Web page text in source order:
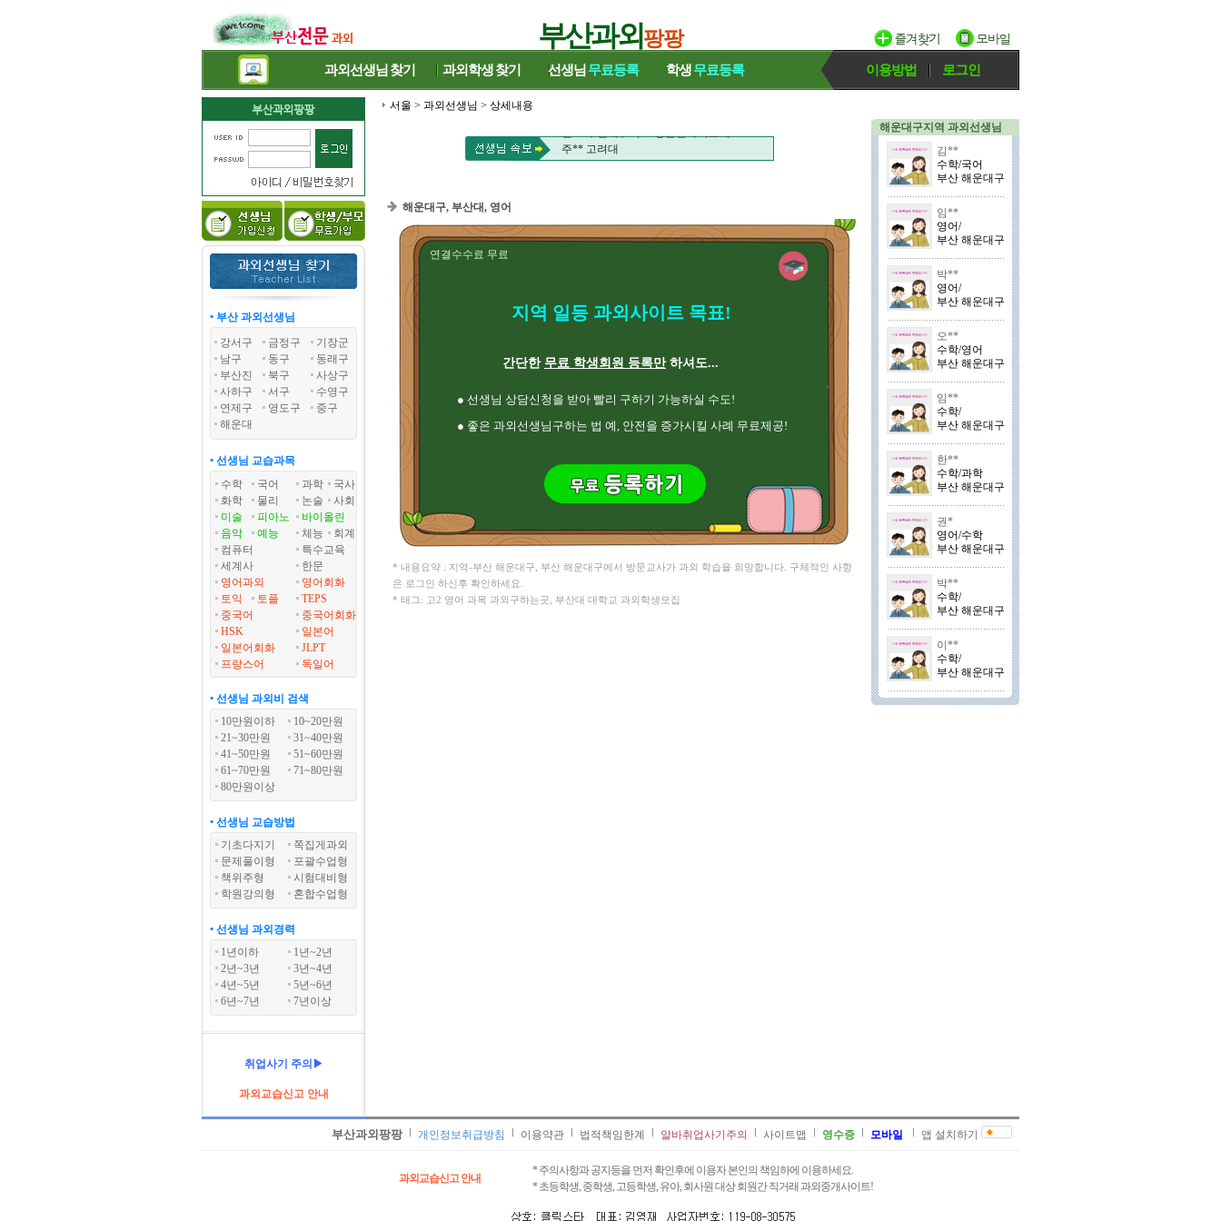
부산과외팡팡
과외선생님 찾기 과외학생찾기 선생님 무료등록 학생무료등록 이용방법 로그인
• 부산 과외선생님
강서구
금정구
기장군
남구
동구
동래구
부산진
북구
사상구
사하구
서구
수영구
연제구
영도구
중구
해운대
• 선생님 교습과목
수학
국어 과학
국사
화학
물리 논술
사회
미술
피아노
바이올린
음악
예능 체능
회계
컴퓨터
특수교육
세계사
한문
영어과외
영어회화
토익
토플
TEPS
중국어
중국어회화
HSK
일본어
일본어회화
JLPT
프랑스어
독일어
• 선생님 과외비 검색
10만원이하
10~20만원
21~30만원
31~40만원
41~50만원
51~60만원
61~70만원
71~80만원
80만원이상
• 선생님 교습방법
기초다지기
쪽집게과외
문제풀이형
포괄수업형
책위주형
시험대비형
학원강의형
혼합수업형
• 선생님 과외경력
1년이하
1년~2년
2년~3년
3년~4년
4년~5년
5년~6년
6년~7년
7년이상
취업사기 주의▶
과외교습신고 안내
서울 > 과외선생님 > 상세내용
주** 고려대
신** 부산대 , 이** 성균관대학교대
해운대구, 부산대, 영어
연결수수료 무료
지역 일등 과외사이트 목표!
간단한 무료 학생회원 등록만하셔도...
● 선생님 상담신청을 받아 빨리 구하기 가능하실 수도!
● 좋은 과외선생님구하는 법 예, 안전을 증가시킬 사례 무료제공!
* 내용요약 : 지역-부산 해운대구, 부산 해운대구에서 방문교사가 과외 학습을 희망합니다. 구체적인 사항
은 로그인 하신후 확인하세요.
* 태그: 고2 영어 과목 과외구하는곳, 부산대 대학교 과외학생모집
해운대구지역 과외선생님
김**
수학/국어
부산 해운대구
임**
영어/
부산 해운대구
박**
영어/
부산 해운대구
오**
수학/영어
부산 해운대구
임**
수학/
부산 해운대구
한**
수학/과학
부산 해운대구
권*
영어/수학
부산 해운대구
박**
수학/
부산 해운대구
이**
수학/
부산 해운대구
부산과외팡팡 개인정보취급방침 이용약관 법적책임한계 알바취업사기주의 사이트맵 영수증 모바일 앱 설치하기
과외교습신고 안내
* 주의사항과 공지등을 먼저 확인후에 이용자 본인의 책임하에 이용하세요.
* 초등학생, 중학생, 고등학생, 유아, 회사원 대상 회원간 직거래 과외중개사이트!